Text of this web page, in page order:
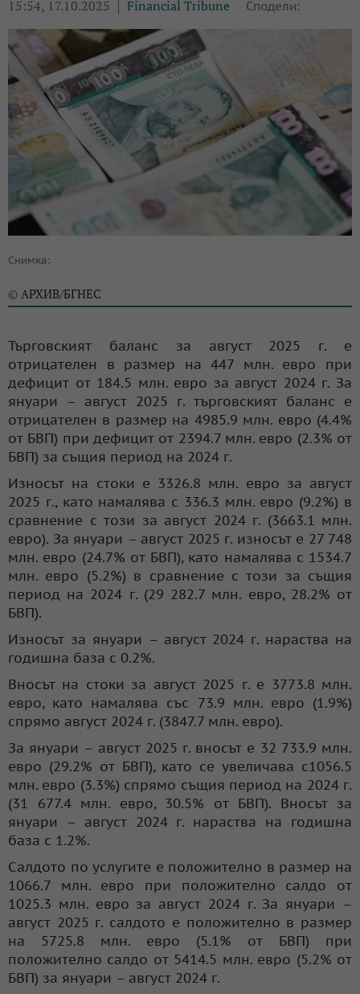
15:54, 17.10.2025 Financial Tribune Сподели:
Снимка:
© АРХИВ/БГНЕС
Търговският баланс за август 2025 г. е
отрицателен в размер на 447 млн. евро при
дефицит от 184.5 млн. евро за август 2024 г. За
януари – август 2025 г. търговският баланс е
отрицателен в размер на 4985.9 млн. евро (4.4%
от БВП) при дефицит от 2394.7 млн. евро (2.3% от
БВП) за същия период на 2024 г.
Износът на стоки е 3326.8 млн. евро за август
2025 г., като намалява с 336.3 млн. евро (9.2%) в
сравнение с този за август 2024 г. (3663.1 млн.
евро). За януари – август 2025 г. износът е 27 748
млн. евро (24.7% от БВП), като намалява с 1534.7
млн. евро (5.2%) в сравнение с този за същия
период на 2024 г. (29 282.7 млн. евро, 28.2% от
БВП).
Износът за януари – август 2024 г. нараства на
годишна база с 0.2%.
Вносът на стоки за август 2025 г. е 3773.8 млн.
евро, като намалява със 73.9 млн. евро (1.9%)
спрямо август 2024 г. (3847.7 млн. евро).
За януари – август 2025 г. вносът е 32 733.9 млн.
евро (29.2% от БВП), като се увеличава с1056.5
млн. евро (3.3%) спрямо същия период на 2024 г.
(31 677.4 млн. евро, 30.5% от БВП). Вносът за
януари – август 2024 г. нараства на годишна
база с 1.2%.
Салдото по услугите е положително в размер на
1066.7 млн. евро при положително салдо от
1025.3 млн. евро за август 2024 г. За януари –
август 2025 г. салдото е положително в размер
на 5725.8 млн. евро (5.1% от БВП) при
положително салдо от 5414.5 млн. евро (5.2% от
БВП) за януари – август 2024 г.